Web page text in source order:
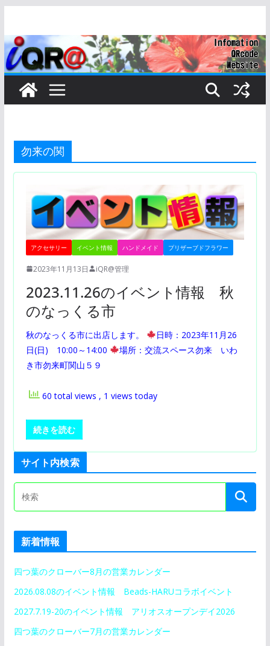
テ
ン
勿来の関
アクセサリー イベント情報 ハンドメイド プリザーブドフラワー
2023年11月13日 iQR@管理
2023.11.26のイベント情報 秋
のなっくる市
秋のなっくる市に出店します。
日時：2023年11月26
日(日) 10:00～14:00
場所：交流スペース勿来 いわ
き市勿来町関山５９
60 total views , 1 views today
続きを読む
サイト内検索
新着情報
四つ葉のクローバー8月の営業カレンダー
2026.08.08のイベント情報 Beads-HARUコラボイベント
2027.7.19-20のイベント情報 アリオスオープンデイ2026
四つ葉のクローバー7月の営業カレンダー